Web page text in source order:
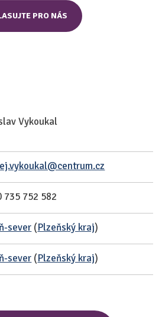
PRO NÁS
Vykoukal
735 752 582
sever (Plzeňský kraj)
sever (Plzeňský kraj)